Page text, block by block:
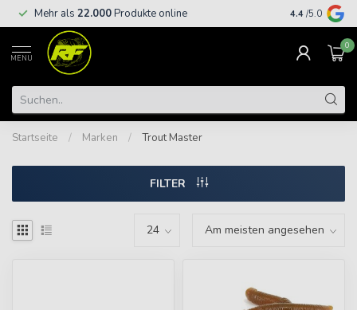
Mehr als 22.000Produkte online Kostenloser
€
4.4 /5.0
MENU
0
Startseite / Marken / Trout Master
FILTER